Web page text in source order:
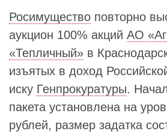
Росимущество повторно
аукцион 100% акций АО
«Тепличный» в
изъятых в доход
иску Генпрокуратуры.
пакета установлена на
рублей, размер задатка